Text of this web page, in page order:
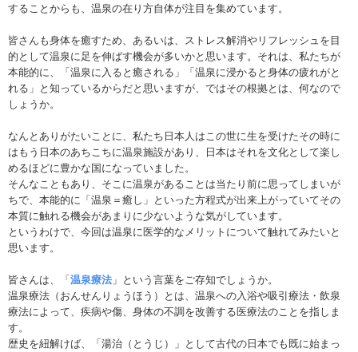
することからも、温泉の在り方自体が注目を集めています。
皆さんも身体を癒すため、あるいは、ストレス解消やリフレッシュを目
的として温泉に足を伸ばす機会が多いかと思います。それは、私たちが
本能的に、「温泉に入ると癒される」「温泉に浸かると身体の疲れがと
れる」と知っているからだと思いますが、ではその根拠とは、何なので
しょうか。
なんとありがたいことに、私たち日本人はこの世に生を受けたその時に
はもう日本のあちこちに温泉施設があり、日本はそれを文化として楽し
めるほどに豊かな国になっていました。
そんなこともあり、そこに温泉があることは当たり前に思ってしまいが
ちで、本能的に「温泉＝癒し」といった方程式が出来上がっていてその
本質に触れる機会があまりに少ないような気がしています。
というわけで、今回は温泉に医学的なメリットについて触れてみたいと
思います。
皆さんは、「温泉療法 」という言葉をご存知でしょうか。
温泉療法（おんせんりょうほう）とは、温泉への入浴や吸引療法・飲泉
療法によって、疾病や傷、身体の不調を改善する医療法のことを指しま
す。
歴史を紐解けば、「湯治（とうじ）」として古代の日本でも既に始まっ